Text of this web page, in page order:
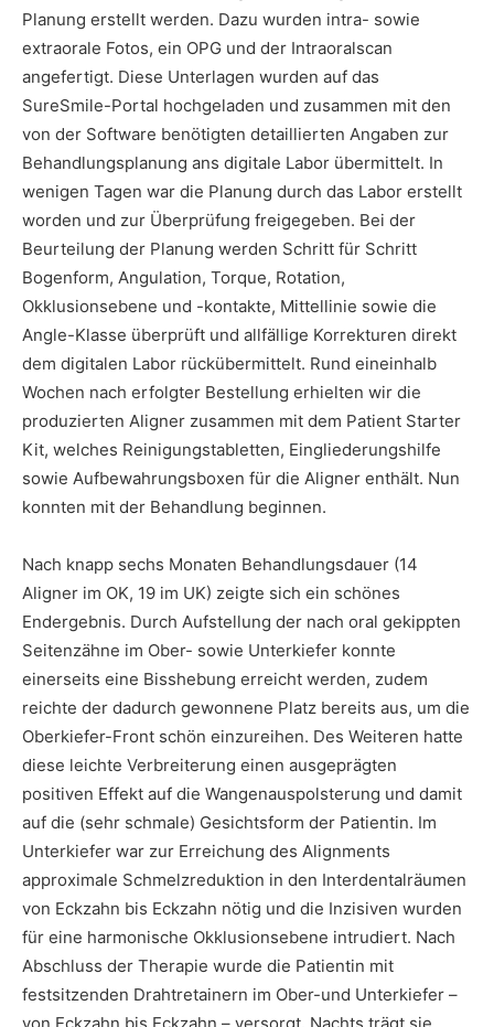
Planung erstellt werden. Dazu wurden intra- sowie
extraorale Fotos, ein OPG und der Intraoralscan
angefertigt. Diese Unterlagen wurden auf das
SureSmile-Portal hochgeladen und zusammen mit den
von der Software benötigten detaillierten Angaben zur
Behandlungsplanung ans digitale Labor übermittelt. In
wenigen Tagen war die Planung durch das Labor erstellt
worden und zur Überprüfung freigegeben. Bei der
Beurteilung der Planung werden Schritt für Schritt
Bogenform, Angulation, Torque, Rotation,
Okklusionsebene und -kontakte, Mittellinie sowie die
Angle-Klasse überprüft und allfällige Korrekturen direkt
dem digitalen Labor rückübermittelt. Rund eineinhalb
Wochen nach erfolgter Bestellung erhielten wir die
produzierten Aligner zusammen mit dem Patient Starter
Kit, welches Reinigungstabletten, Eingliederungshilfe
sowie Aufbewahrungsboxen für die Aligner enthält. Nun
konnten mit der Behandlung beginnen.
Nach knapp sechs Monaten Behandlungsdauer (14
Aligner im OK, 19 im UK) zeigte sich ein schönes
Endergebnis. Durch Aufstellung der nach oral gekippten
Seitenzähne im Ober- sowie Unterkiefer konnte
einerseits eine Bisshebung erreicht werden, zudem
reichte der dadurch gewonnene Platz bereits aus, um die
Oberkiefer-Front schön einzureihen. Des Weiteren hatte
diese leichte Verbreiterung einen ausgeprägten
positiven Effekt auf die Wangenauspolsterung und damit
auf die (sehr schmale) Gesichtsform der Patientin. Im
Unterkiefer war zur Erreichung des Alignments
approximale Schmelzreduktion in den Interdentalräumen
von Eckzahn bis Eckzahn nötig und die Inzisiven wurden
für eine harmonische Okklusionsebene intrudiert. Nach
Abschluss der Therapie wurde die Patientin mit
festsitzenden Drahtretainern im Ober-und Unterkiefer –